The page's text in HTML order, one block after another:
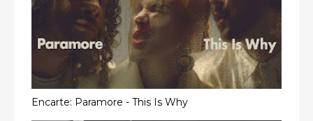
Encarte: Paramore - This Is Why